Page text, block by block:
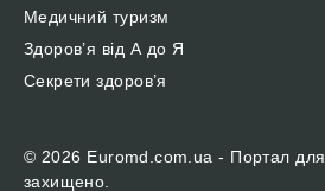
Медичний туризм
Здоров’я від А до Я
Секрети здоров’я
© 2026 Euromd.com.ua - Портал для
захищено.